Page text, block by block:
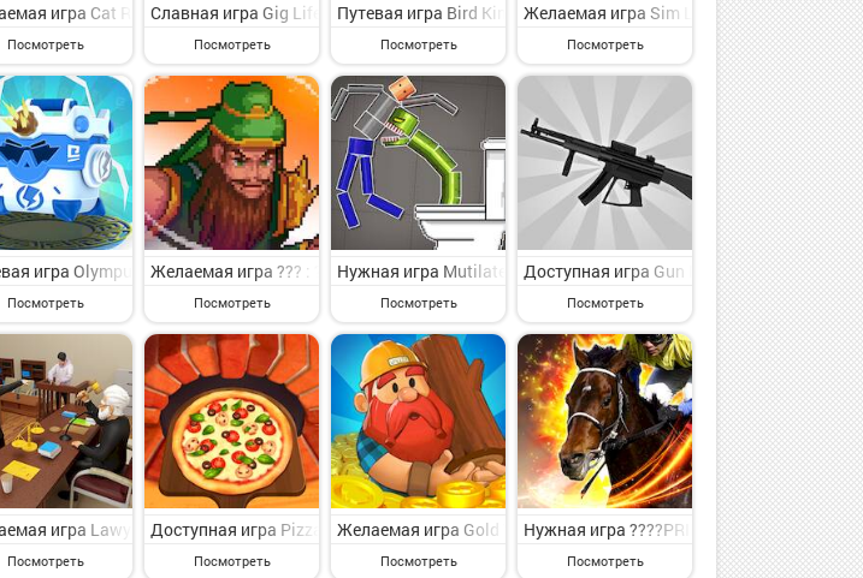
AFK RPG на Андроид - интересная игра симулятор для избранных от видного владельца марки
игра Cat Restaurant на Андроид - увлекательная игра симулятор для опытных игроков от
Посмотреть
Славная игра Gig Life Tycoon на Андроид - представляющая интерес игра симулятор
Посмотреть
Путевая игра Bird Kind на Андроид - интересная игра
Посмотреть
Желаемая игра Sim Life - Business
Посмотреть
Казино на Андроид - увлекательная игра симулятор для опытных игроков от мирового
игра Olympus Box Simul: brawl stars на Андроид - увлекательная игра симулятор для опытных
Посмотреть
Желаемая игра ??? : ?????? на Андроид - симпатичная игра симулятор для каждого от
Посмотреть
Нужная игра Mutilate Ragdoll на Андроид - увлекательная игра
Посмотреть
Доступная игра Gun Maker - настройка и
Посмотреть
: Farm Day на Андроид - веселая игра симулятор для классного времяпровождения от славного
игра Lawyer Life 3D - Court Masters на Андроид - веселая игра симулятор для классного
Посмотреть
Доступная игра Pizza Baking Kids Games на Андроид - увлекательная игра симулятор
Посмотреть
Желаемая игра Gold Valley - Idle Lumber Inc на Андроид -
Посмотреть
Нужная игра ????PRIDE на Андроид -
Посмотреть